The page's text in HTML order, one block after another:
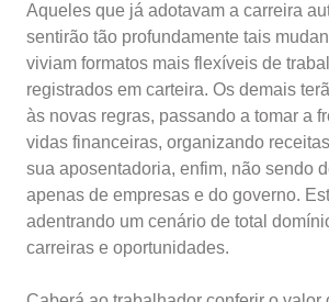
Aqueles que já adotavam a carreira
sentirão tão profundamente tais
viviam formatos mais flexíveis de
registrados em carteira. Os demais
às novas regras, passando a tomar a
vidas financeiras, organizando
sua aposentadoria, enfim, não sendo
apenas de empresas e do governo.
adentrando um cenário de total
carreiras e oportunidades.